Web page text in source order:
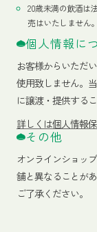
20歳未満の飲酒は
売はいたしません。
個人情報に
お客様からいただ
使用致しません。
に譲渡・提供する
詳しくは個人情報
その他
オンラインショッ
舗と異なることがあ
ご了承ください。